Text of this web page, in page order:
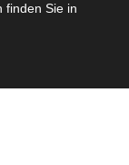
finden Sie in